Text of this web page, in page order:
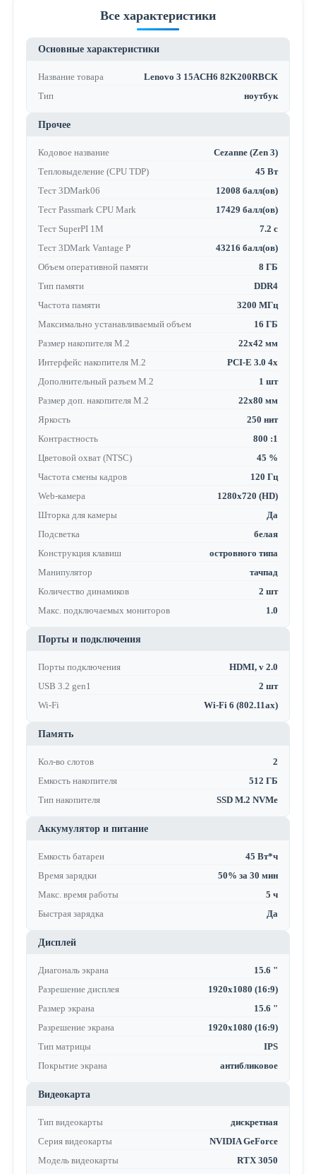
Все характеристики
Основные характеристики
Название товара
Lenovo 3 15ACH6 82K200RBCK
Тип
ноутбук
Прочее
Кодовое название
Cezanne (Zen 3)
Тепловыделение (CPU TDP)
45 Вт
Тест 3DMark06
12008 балл(ов)
Тест Passmark CPU Mark
17429 балл(ов)
Тест SuperPI 1M
7.2 с
Тест 3DMark Vantage P
43216 балл(ов)
Объем оперативной памяти
8 ГБ
Тип памяти
DDR4
Частота памяти
3200 МГц
Максимально устанавливаемый объем
16 ГБ
Размер накопителя M.2
22x42 мм
Интерфейс накопителя M.2
PCI-E 3.0 4x
Дополнительный разъем M.2
1 шт
Размер доп. накопителя M.2
22x80 мм
Яркость
250 нит
Контрастность
800 :1
Цветовой охват (NTSC)
45 %
Частота смены кадров
120 Гц
Web-камера
1280x720 (HD)
Шторка для камеры
Да
Подсветка
белая
Конструкция клавиш
островного типа
Манипулятор
тачпад
Количество динамиков
2 шт
Макс. подключаемых мониторов
1.0
Порты и подключения
Порты подключения
HDMI, v 2.0
USB 3.2 gen1
2 шт
Wi-Fi
Wi-Fi 6 (802.11ax)
Память
Кол-во слотов
2
Емкость накопителя
512 ГБ
Тип накопителя
SSD M.2 NVMe
Аккумулятор и питание
Емкость батареи
45 Вт*ч
Время зарядки
50% за 30 мин
Макс. время работы
5 ч
Быстрая зарядка
Да
Дисплей
Диагональ экрана
15.6 "
Разрешение дисплея
1920x1080 (16:9)
Размер экрана
15.6 "
Разрешение экрана
1920x1080 (16:9)
Тип матрицы
IPS
Покрытие экрана
антибликовое
Видеокарта
Тип видеокарты
дискретная
Серия видеокарты
NVIDIA GeForce
Модель видеокарты
RTX 3050